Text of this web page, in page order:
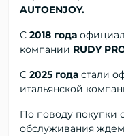
AUTOENJOY.
С 2018 года
компании RUDY
С 2025 года стали
итальянской
По поводу покупки
обслуживания